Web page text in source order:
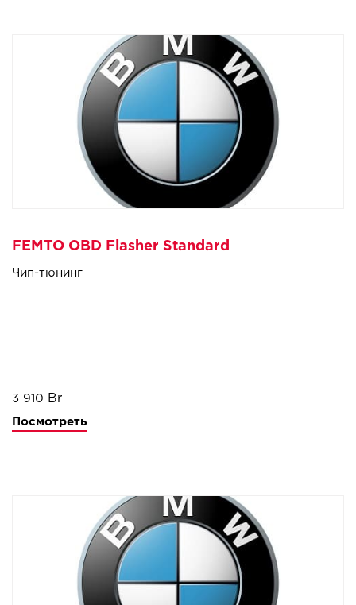
FEMTO OBD Flasher Standard
Чип-тюнинг
3 910
Посмотреть